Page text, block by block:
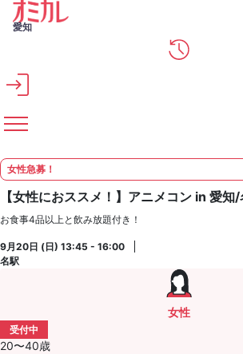
メインコンテンツへスキップ
愛知
女性急募！
【女性におススメ！】アニメコン in 愛知
お食事4品以上と飲み放題付き！
9月20日 (日) 13:45 - 16:00
名駅
女性
受付中
20〜40歳